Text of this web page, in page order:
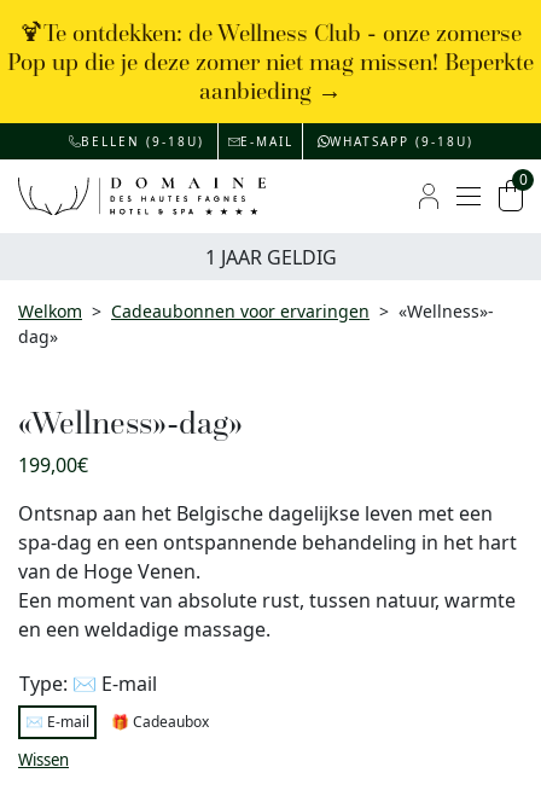
🍹Te ontdekken: de Wellness Club - onze zomerse
Pop up die je deze zomer niet mag missen! Beperkte
aanbieding →
BELLEN (9-18U) E-MAIL WHATSAPP (9-18U)
Menu
0
1 JAAR GELDIG
Welkom > Cadeaubonnen voor ervaringen > «Wellness»-
dag»
«Wellness»-dag»
199,00€
Ontsnap aan het Belgische dagelijkse leven met een
spa-dag en een ontspannende behandeling in het hart
van de Hoge Venen.
Een moment van absolute rust, tussen natuur, warmte
en een weldadige massage.
Type: ✉️ E-mail
✉️ E-mail 🎁 Cadeaubox
Wissen